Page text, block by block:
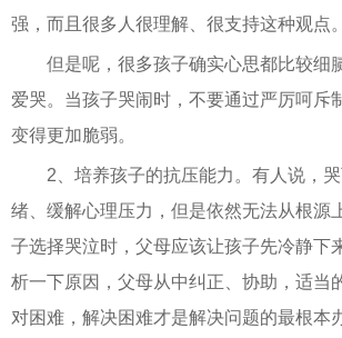
强，而且很多人很理解、很支持这种观点。
但是呢，很多孩子确实心思都比较细
爱哭。当孩子哭闹时，不要通过严厉呵斥
变得更加脆弱。
2、培养孩子的抗压能力。有人说，
绪、缓解心理压力，但是依然无法从根源
子选择哭泣时，父母应该让孩子先冷静下
析一下原因，父母从中纠正、协助，适当
对困难，解决困难才是解决问题的最根本